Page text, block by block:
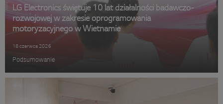
LG Electronics świętuje 10 lat działalności badawczo-
rozwojowej w zakresie oprogramowania
motoryzacyjnego w Wietnamie
18 czerwca 2026
Podsumowanie